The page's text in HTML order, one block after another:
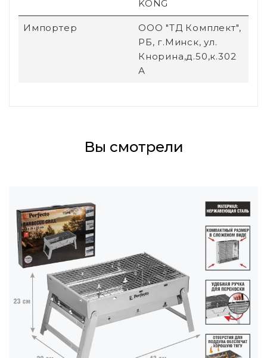
KONG
Импортер
ООО "ТД Комплект",
РБ, г.Минск, ул.
Кнорина,д.50,к.302
А
Вы смотрели